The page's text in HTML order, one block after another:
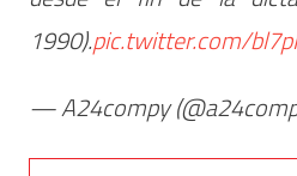
1990).pic.twitter.com/
— A24compy